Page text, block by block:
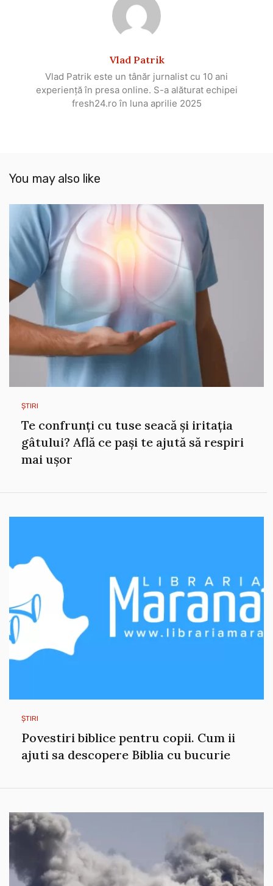
Vlad Patrik
Vlad Patrik este un tânăr jurnalist cu 10 ani
experiență în presa online. S-a alăturat echipei
fresh24.ro în luna aprilie 2025
You may also like
ȘTIRI
Te confrunți cu tuse seacă și iritația
gâtului? Află ce pași te ajută să respiri
mai ușor
ȘTIRI
Povestiri biblice pentru copii. Cum ii
ajuti sa descopere Biblia cu bucurie